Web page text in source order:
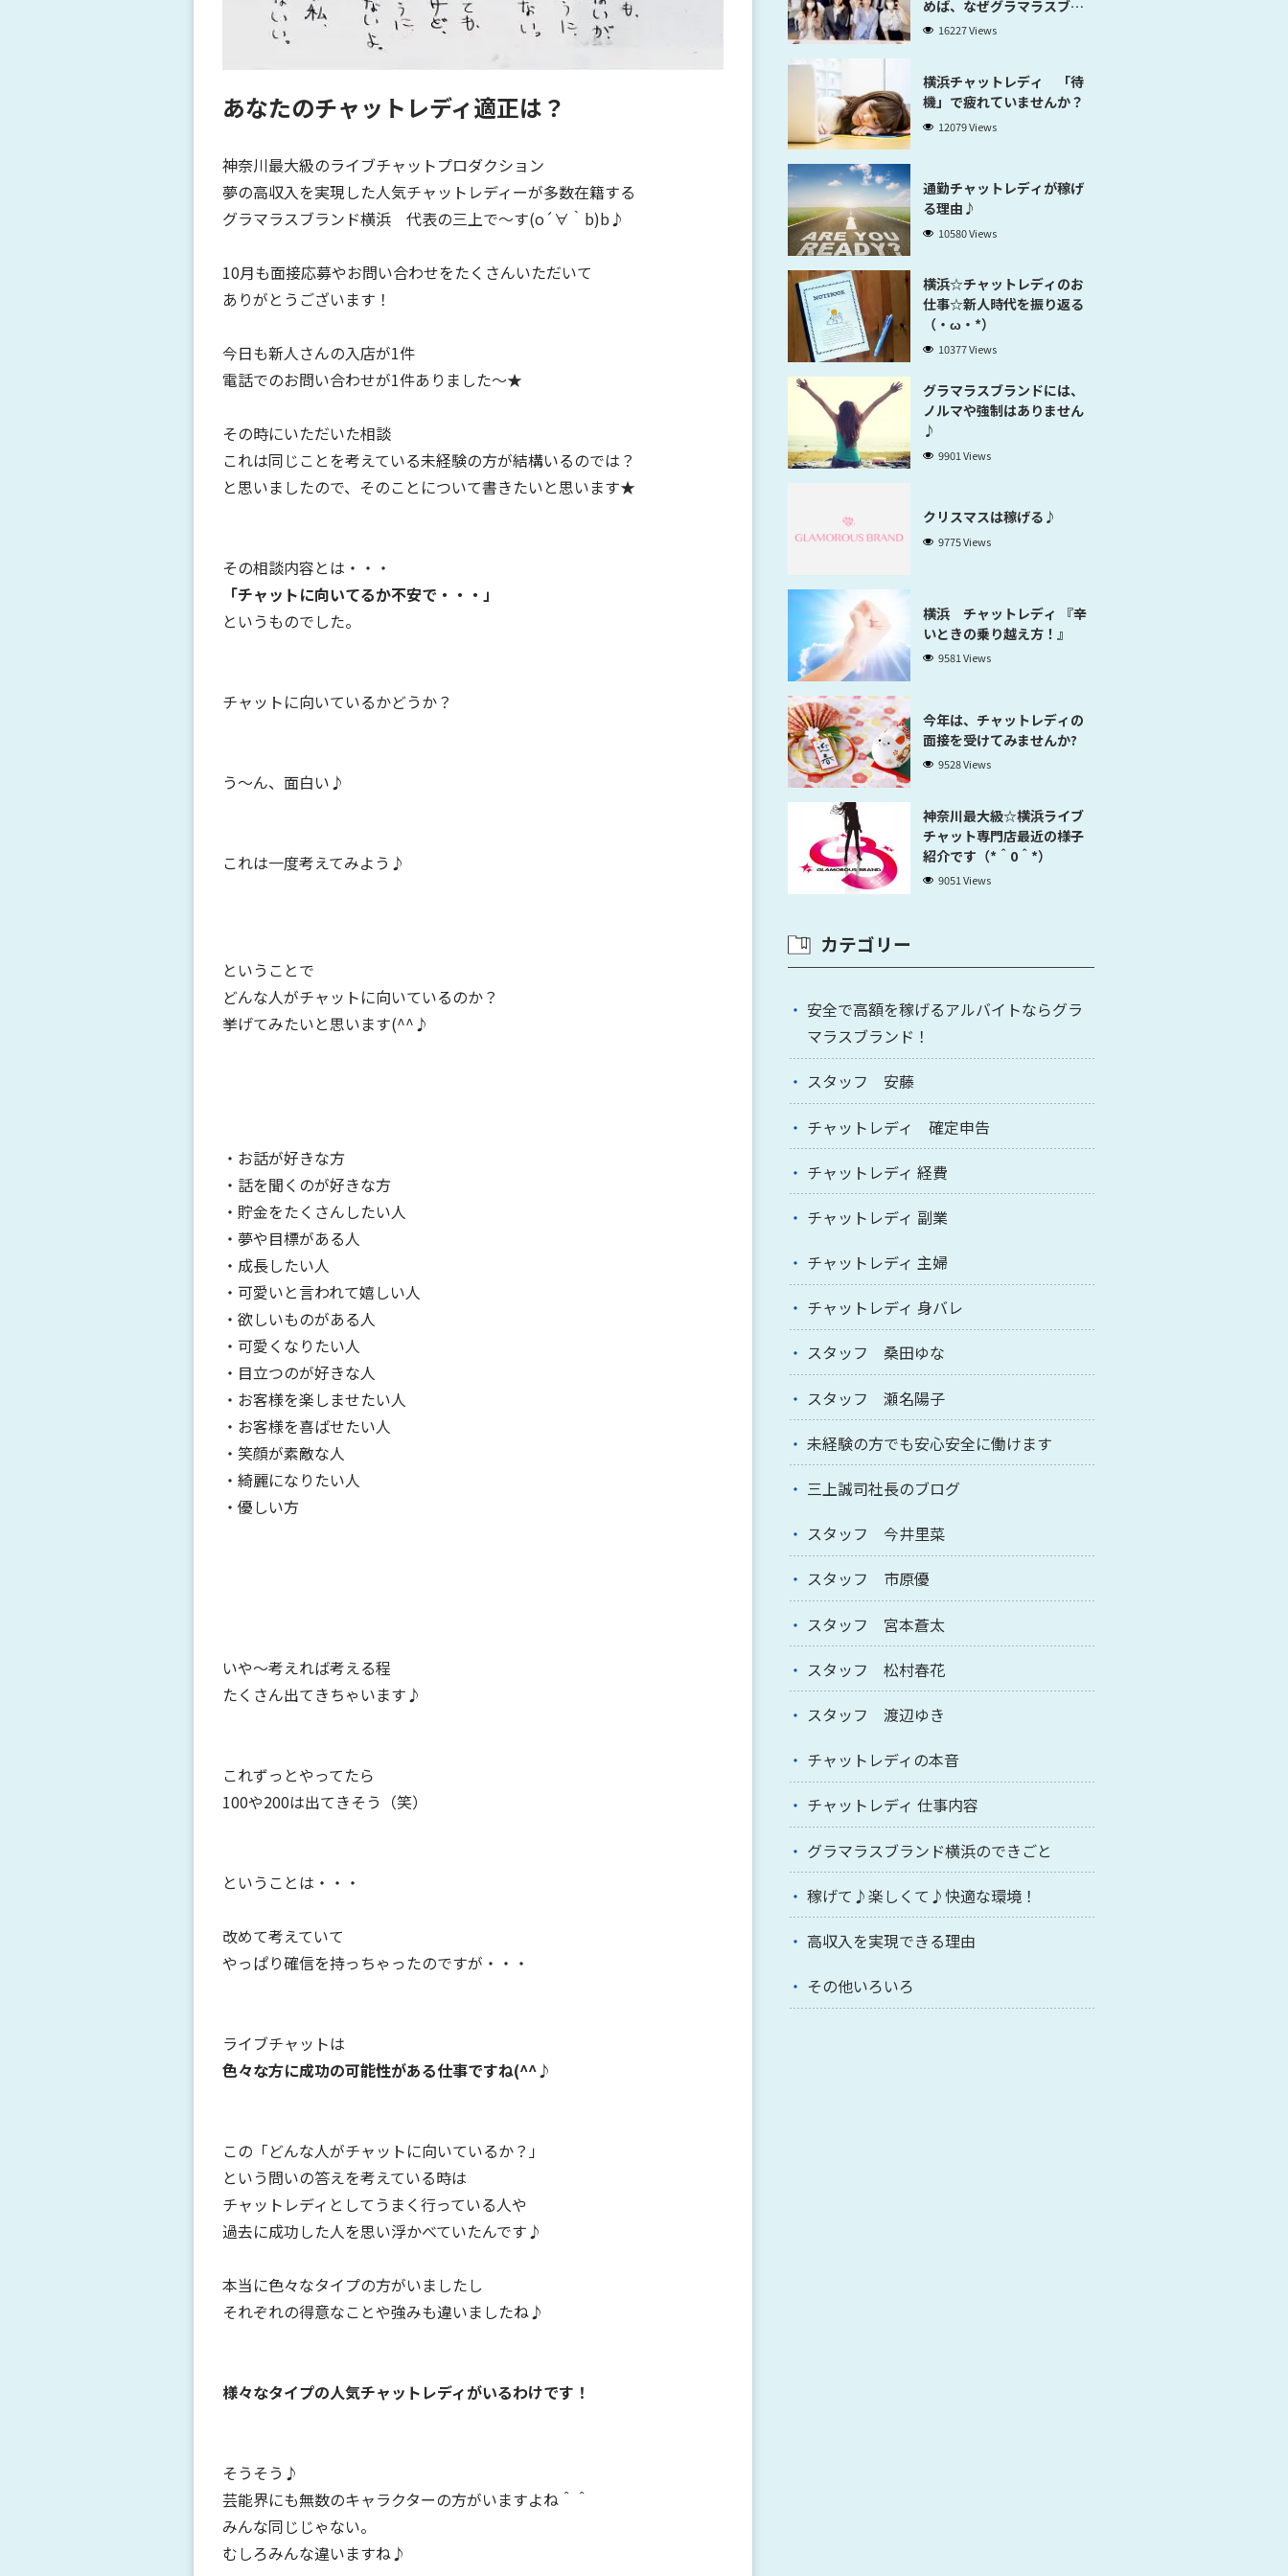
あなたのチャットレディ適正は？
神奈川最大級のライブチャットプロダクション
夢の高収入を実現した人気チャットレディーが多数在籍する
グラマラスブランド横浜 代表の三上で～す(o´∀｀b)b♪
10月も面接応募やお問い合わせをたくさんいただいて
ありがとうございます！
今日も新人さんの入店が1件
電話でのお問い合わせが1件ありました～★
その時にいただいた相談
これは同じことを考えている未経験の方が結構いるのでは？
と思いましたので、そのことについて書きたいと思います★
その相談内容とは・・・
「チャットに向いてるか不安で・・・」
というものでした。
チャットに向いているかどうか？
う～ん、面白い♪
これは一度考えてみよう♪
ということで
どんな人がチャットに向いているのか？
挙げてみたいと思います(^^♪
・お話が好きな方
・話を聞くのが好きな方
・貯金をたくさんしたい人
・夢や目標がある人
・成長したい人
・可愛いと言われて嬉しい人
・欲しいものがある人
・可愛くなりたい人
・目立つのが好きな人
・お客様を楽しませたい人
・お客様を喜ばせたい人
・笑顔が素敵な人
・綺麗になりたい人
・優しい方
いや～考えれば考える程
たくさん出てきちゃいます♪
これずっとやってたら
100や200は出てきそう（笑）
ということは・・・
改めて考えていて
やっぱり確信を持っちゃったのですが・・・
ライブチャットは
色々な方に成功の可能性がある仕事ですね(^^♪
この「どんな人がチャットに向いているか？」
という問いの答えを考えている時は
チャットレディとしてうまく行っている人や
過去に成功した人を思い浮かべていたんです♪
本当に色々なタイプの方がいましたし
それぞれの得意なことや強みも違いましたね♪
様々なタイプの人気チャットレディがいるわけです！
そうそう♪
芸能界にも無数のキャラクターの方がいますよね＾＾
みんな同じじゃない。
むしろみんな違いますね♪
めば、なぜグラマラスブラ
ンド横浜だと稼げるのかが
16227 Views
横浜チャットレディ 「待
機」で疲れていませんか？
12079 Views
通勤チャットレディが稼げ
る理由♪
10580 Views
横浜☆チャットレディのお
仕事☆新人時代を振り返る
（・ω・*）
10377 Views
グラマラスブランドには、
ノルマや強制はありません
♪
9901 Views
クリスマスは稼げる♪
9775 Views
横浜 チャットレディ 『辛
いときの乗り越え方！』
9581 Views
今年は、チャットレディの
面接を受けてみませんか?
9528 Views
神奈川最大級☆横浜ライブ
チャット専門店最近の様子
紹介です（*＾0＾*）
9051 Views
カテゴリー
安全で高額を稼げるアルバイトならグラ
マラスブランド！
スタッフ 安藤
チャットレディ 確定申告
チャットレディ 経費
チャットレディ 副業
チャットレディ 主婦
チャットレディ 身バレ
スタッフ 桑田ゆな
スタッフ 瀬名陽子
未経験の方でも安心安全に働けます
三上誠司社長のブログ
スタッフ 今井里菜
スタッフ 市原優
スタッフ 宮本蒼太
スタッフ 松村春花
スタッフ 渡辺ゆき
チャットレディの本音
チャットレディ 仕事内容
グラマラスブランド横浜のできごと
稼げて♪楽しくて♪快適な環境！
高収入を実現できる理由
その他いろいろ